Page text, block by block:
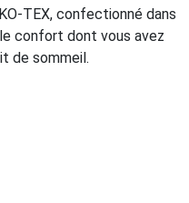
TEX, confectionné dans
confort dont vous avez
de sommeil.